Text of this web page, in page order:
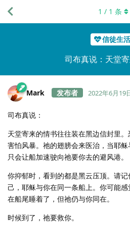
信徒生活
司布真说：天堂
1 / 1 条
Mark 2022年6月19
司布真说：
天堂寄来的情书往往装在黑边信封里
害怕风暴。祂的翅膀会来医治，当耶
只会让船加速驶向祂要你去的避风港。
你抑郁时，看到的都是黑云压顶。请
己，耶稣与你在同一条船上。你可能
在船尾睡着了，但祂仍与你同在。
时候到了，祂要救你。